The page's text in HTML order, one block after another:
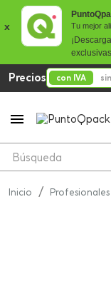
x Tu mejor
Precios con IVA

Inicio Profesionales